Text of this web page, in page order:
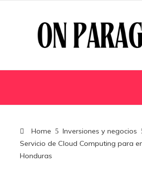
Home
Inversiones y negocios
Servicio de Cloud Computing para
Honduras